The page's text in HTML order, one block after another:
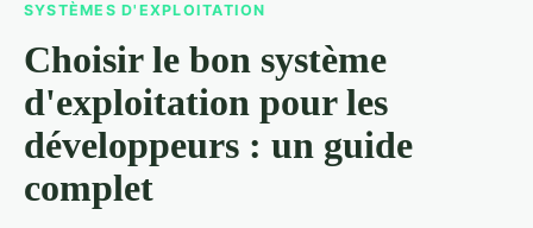
SYSTÈMES D'EXPLOITATION
Choisir le bon système
d'exploitation pour les
développeurs : un guide
complet